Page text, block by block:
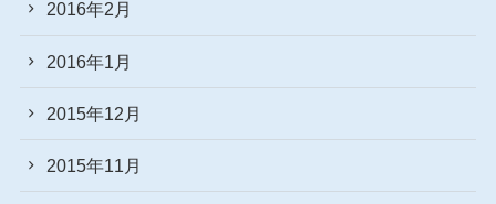
2016年2月
2016年1月
2015年12月
2015年11月